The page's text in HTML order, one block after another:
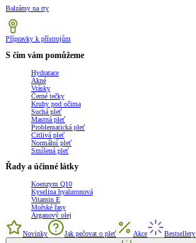
Balzámy na rty
Přípravky k přístrojům
S čím vám pomůžeme
Hydratace
Akné
Vrásky
Černé tečky
Kruhy pod očima
Suchá pleť
Mastná pleť
Problematická pleť
Citlivá pleť
Normální pleť
Smíšená pleť
Řady a účinné látky
Koenzym Q10
Kyselina hyaluronová
Vitamin E
Mořské řasy
Arganový olej
Novinky Jak pečovat o pleť Akce Bestsellery